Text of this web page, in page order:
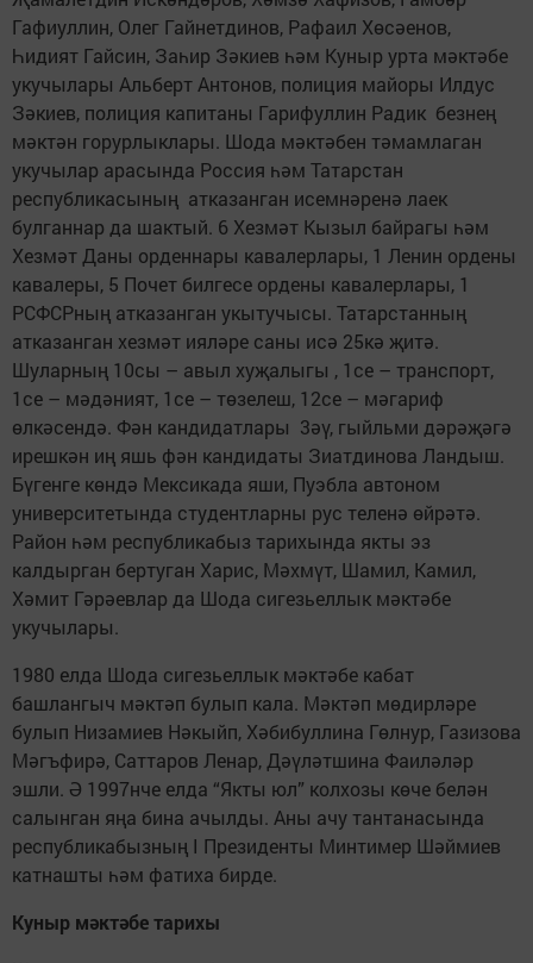
Гафиуллин, Олег Гайнетдинов, Рафаил Хөсәенов,
Һидият Гайсин, Заһир Зәкиев һәм Куныр урта мәктәбе
укучылары Альберт Антонов, полиция майоры Илдус
Зәкиев, полиция капитаны Гарифуллин Радик безнең
мәктән горурлыклары. Шода мәктәбен тәмамлаган
укучылар арасында Россия һәм Татарстан
республикасының атказанган исемнәренә лаек
булганнар да шактый. 6 Хезмәт Кызыл байрагы һәм
Хезмәт Даны орденнары кавалерлары, 1 Ленин ордены
кавалеры, 5 Почет билгесе ордены кавалерлары, 1
РСФСРның атказанган укытучысы. Татарстанның
атказанган хезмәт ияләре саны исә 25кә җитә.
Шуларның 10сы – авыл хуҗалыгы , 1се – транспорт,
1се – мәдәният, 1се – төзелеш, 12се – мәгариф
өлкәсендә. Фән кандидатлары 3әү, гыйльми дәрәҗәгә
ирешкән иң яшь фән кандидаты Зиатдинова Ландыш.
Бүгенге көндә Мексикада яши, Пуэбла автоном
университетында студентларны рус теленә өйрәтә.
Район һәм республикабыз тарихында якты эз
калдырган бертуган Харис, Мәхмүт, Шамил, Камил,
Хәмит Гәрәевлар да Шода сигезьеллык мәктәбе
укучылары.
1980 елда Шода сигезьеллык мәктәбе кабат
башлангыч мәктәп булып кала. Мәктәп мөдирләре
булып Низамиев Нәкыйп, Хәбибуллина Гөлнур, Газизова
Мәгъфирә, Саттаров Ленар, Дәүләтшина Фаиләләр
эшли. Ә 1997нче елда “Якты юл” колхозы көче белән
салынган яңа бина ачылды. Аны ачу тантанасында
республикабызның I Президенты Минтимер Шәймиев
катнашты һәм фатиха бирде.
Куныр мәктәбе тарихы